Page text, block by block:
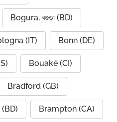
Bogura, বগুড়া (BD)
(IT) Bonn (DE)
Bouaké (CI)
Bradford (GB)
(BD) Brampton (CA)